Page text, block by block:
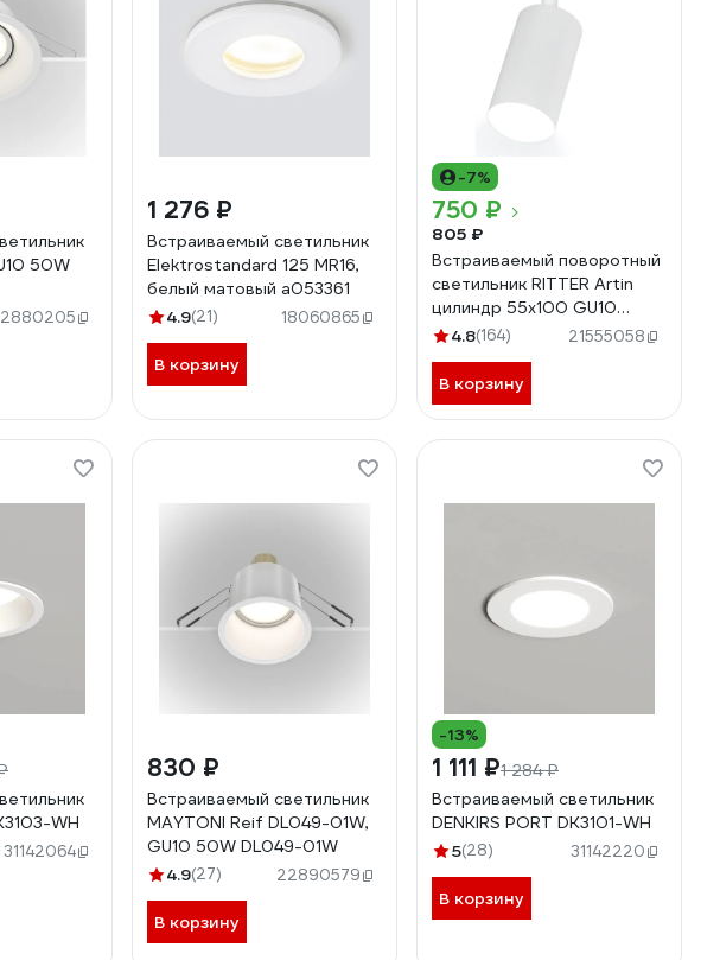
50W
1 276 ₽
Встраиваемый светильник
Elektrostandard 125 MR16,
белый матовый a053361
4.9(21) 18060865
В корзину
-7%
750 ₽
805 ₽
Встраиваемый поворотный
светильник RITTER Artin
цилиндр 55x100 GU10
алюминий белый 59966 1
4.8(164) 21555058
В корзину
WH
31142064
830 ₽
Встраиваемый светильник
MAYTONI Reif DL049-01W,
GU10 50W DL049-01W
4.9(27) 22890579
В корзину
-13%
1 111 ₽1 284 ₽
Встраиваемый светильник
DENKIRS PORT DK3101-WH
5(28) 31142220
В корзину